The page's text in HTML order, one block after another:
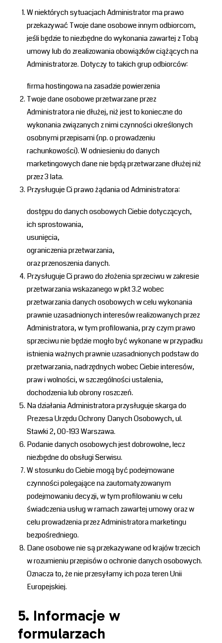
W niektórych sytuacjach Administrator ma prawo
przekazywać Twoje dane osobowe innym odbiorcom,
jeśli będzie to niezbędne do wykonania zawartej z Tobą
umowy lub do zrealizowania obowiązków ciążących na
Administratorze. Dotyczy to takich grup odbiorców:
firma hostingowa na zasadzie powierzenia
Twoje dane osobowe przetwarzane przez
Administratora nie dłużej, niż jest to konieczne do
wykonania związanych z nimi czynności określonych
osobnymi przepisami (np. o prowadzeniu
rachunkowości). W odniesieniu do danych
marketingowych dane nie będą przetwarzane dłużej niż
przez 3 lata.
Przysługuje Ci prawo żądania od Administratora:
dostępu do danych osobowych Ciebie dotyczących,
ich sprostowania,
usunięcia,
ograniczenia przetwarzania,
oraz przenoszenia danych.
Przysługuje Ci prawo do złożenia sprzeciwu w zakresie
przetwarzania wskazanego w pkt 3.2 wobec
przetwarzania danych osobowych w celu wykonania
prawnie uzasadnionych interesów realizowanych przez
Administratora, w tym profilowania, przy czym prawo
sprzeciwu nie będzie mogło być wykonane w przypadku
istnienia ważnych prawnie uzasadnionych podstaw do
przetwarzania, nadrzędnych wobec Ciebie interesów,
praw i wolności, w szczególności ustalenia,
dochodzenia lub obrony roszczeń.
Na działania Administratora przysługuje skarga do
Prezesa Urzędu Ochrony Danych Osobowych, ul.
Stawki 2, 00-193 Warszawa.
Podanie danych osobowych jest dobrowolne, lecz
niezbędne do obsługi Serwisu.
W stosunku do Ciebie mogą być podejmowane
czynności polegające na zautomatyzowanym
podejmowaniu decyzji, w tym profilowaniu w celu
świadczenia usług w ramach zawartej umowy oraz w
celu prowadzenia przez Administratora marketingu
bezpośredniego.
Dane osobowe nie są przekazywane od krajów trzecich
w rozumieniu przepisów o ochronie danych osobowych.
Oznacza to, że nie przesyłamy ich poza teren Unii
Europejskiej.
5. Informacje w
formularzach